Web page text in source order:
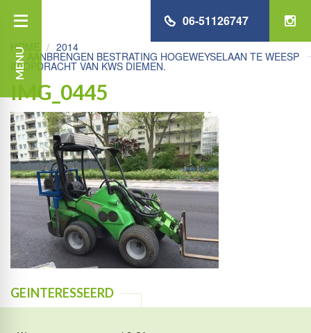
MENU
06-51126747
HOME 2014
AANBRENGEN BESTRATING HOGEWEYSELAAN TE WEESP
IN OPDRACHT VAN KWS DIEMEN.
IMG_0445
GEINTERESSEERD